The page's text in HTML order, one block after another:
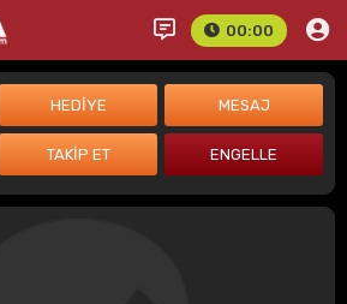
00:00